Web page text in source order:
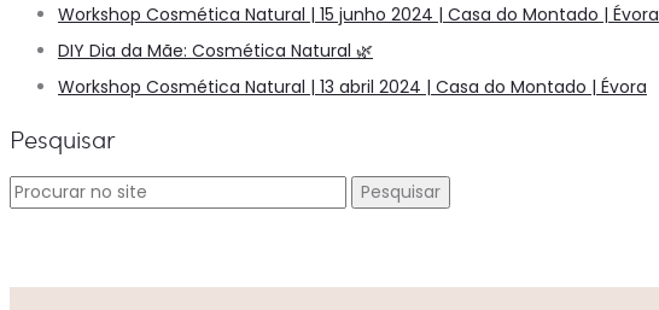
Workshop Cosmética Natural | 15 junho 2024 | Casa do Montado | Évora
DIY Dia da Mãe: Cosmética Natural 🌿
Workshop Cosmética Natural | 13 abril 2024 | Casa do Montado | Évora
Pesquisar
Procurar